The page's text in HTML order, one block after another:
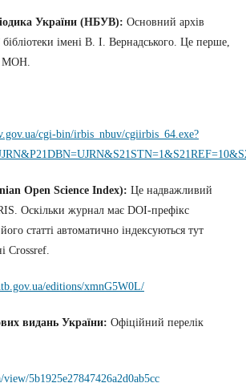
України (НБУВ): Основний архів
бібліотеки імені В. І. Вернадського. Це перше,
МОН.
cgi-bin/irbis_nbuv/cgiirbis_64.exe?
Open Science Index): Це надважливий
Оскільки журнал має DOI-префікс
статті автоматично індексуються тут
Crossref.
editions/xmnG5W0L/
видань України: Офіційний перелік
5b1925e27847426a2d0ab5cc